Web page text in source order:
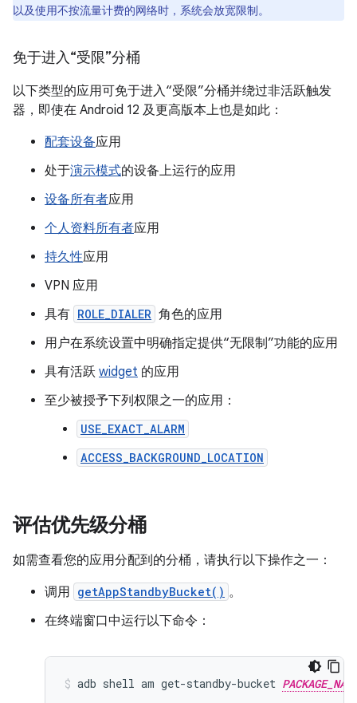
以及使用不按流量计费的网络时，系统会放宽限制。
免于进入“受限”分桶
以下类型的应用可免于进入“受限”分桶并绕过非活跃触发
器，即使在 Android 12 及更高版本上也是如此：
配套设备应用
处于演示模式的设备上运行的应用
设备所有者应用
个人资料所有者应用
持久性应用
VPN 应用
具有 ROLE_DIALER 角色的应用
用户在系统设置中明确指定提供“无限制”功能的应用
具有活跃 widget 的应用
至少被授予下列权限之一的应用：
USE_EXACT_ALARM
ACCESS_BACKGROUND_LOCATION
评估优先级分桶
如需查看您的应用分配到的分桶，请执行以下操作之一：
调用 getAppStandbyBucket() 。
在终端窗口中运行以下命令：
adb shell am get-standby-bucket